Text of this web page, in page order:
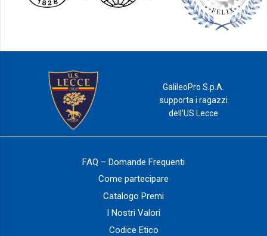
GalileoPro S.p.A.
supporta i ragazzi
dell’US Lecce
FAQ – Domande Frequenti
Come partecipare
Catalogo Premi
I Nostri Valori
Codice Etico